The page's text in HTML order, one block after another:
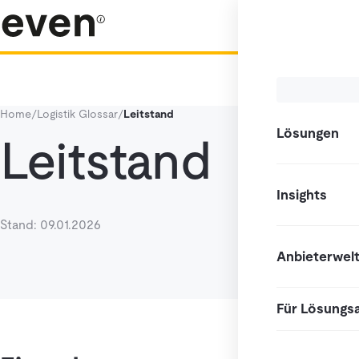
Lösungen
Insights
Anbieterwelt
Für
Home/Logistik Glossar/Leitstand
Leitstand
Stand: 09.01.2026